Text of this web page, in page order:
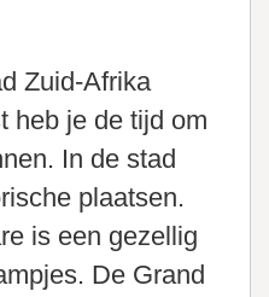
Zuid-Afrika
heb je de tijd om
In de stad
plaatsen.
is een gezellig
De Grand